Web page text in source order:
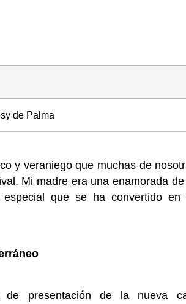
de Palma
y veraniego que muchas de
Mi madre era una enamorada
que se ha convertido
presentación de la nueva